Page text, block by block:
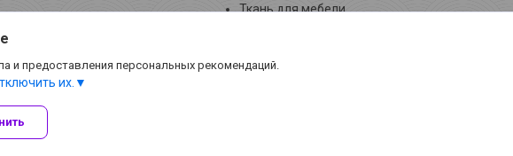
Ткань для мебели
и предоставления персональных рекомендаций.
их.